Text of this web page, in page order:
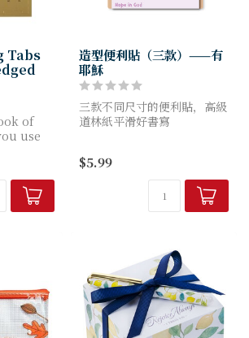
Tabs
of
use
造型便利貼（三款）——有
耶穌
三款不同尺寸的便利貼，高級
道林紙平滑好書寫
$5.99